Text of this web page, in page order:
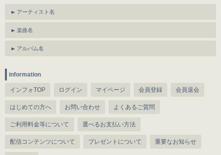
アーティスト名
楽曲名
アルバム名
information
インフォTOP ログイン マイページ 会員登録 会員退会
はじめての方へ お問い合わせ よくあるご質問
ご利用料金等について 選べるお支払い方法
配信コンテンツについて プレゼントについて 重要なお知らせ